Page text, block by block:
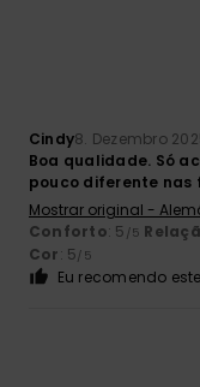
Cindy8. Dezembro
Boa qualidade. Só
pouco diferente nas
Mostrar original -
Conforto: 5 /5
Cor: 5/5
Eu recomendo